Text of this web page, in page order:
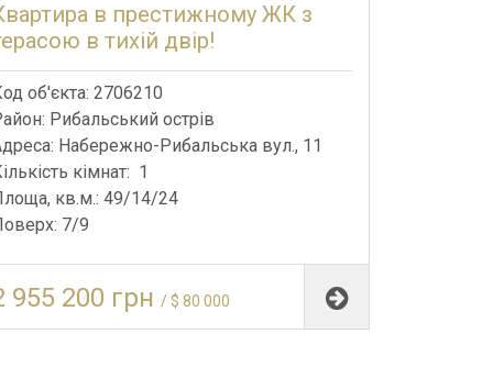
в престижному ЖК з
в тихій двір!
об'єкта: 2706210
Рибальський острів
Набережно-Рибальська вул., 11
кімнат: 1
кв.м.: 49/14/24
7/9
955 200 грн / $ 80 000